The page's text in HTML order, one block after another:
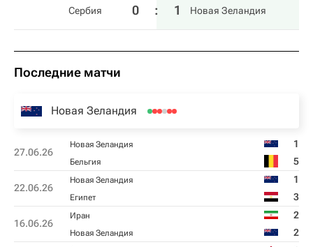
Сербия 0 : 1 Новая Зеландия
Последние матчи
Новая Зеландия
27.06.26
Новая Зеландия 1
Бельгия 5
22.06.26
Новая Зеландия 1
Египет 3
16.06.26
Иран 2
Новая Зеландия 2